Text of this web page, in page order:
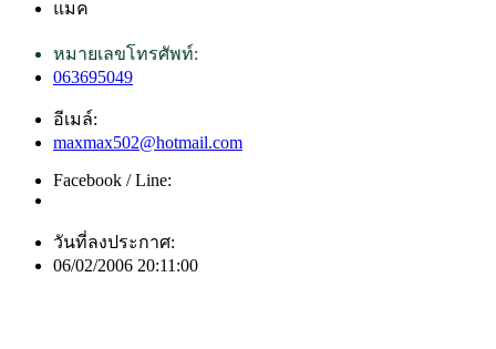
แมค
หมายเลขโทรศัพท์:
063695049
อีเมล์:
maxmax502@hotmail.com
Facebook / Line:
วันที่ลงประกาศ:
06/02/2006 20:11:00